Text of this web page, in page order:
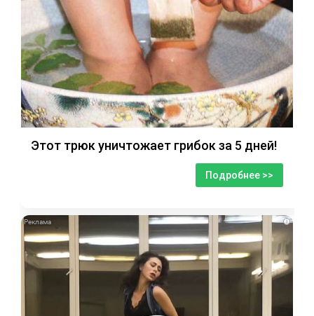
Этот трюк уничтожает грибок за 5 дней!
Подробнее >>
i